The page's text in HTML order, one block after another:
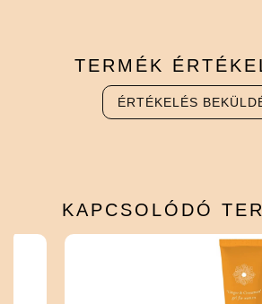
TERMÉK
ÉRTÉKELÉS
KAPCSOLÓDÓ